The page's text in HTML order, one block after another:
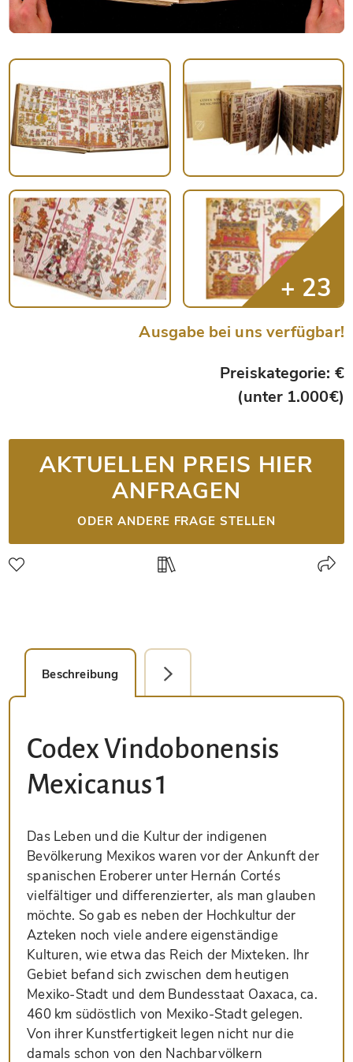
Ausgabe bei uns verfügbar!
Preiskategorie: €
(unter 1.000€)
AKTUELLEN PREIS HIER
ANFRAGEN
ODER ANDERE FRAGE STELLEN
Beschreibung Faksimile-Editionen (1)
Codex Vindobonensis
Mexicanus 1
Das Leben und die Kultur der indigenen
Bevölkerung Mexikos waren vor der Ankunft der
spanischen Eroberer unter Hernán Cortés
vielfältiger und differenzierter, als man glauben
möchte. So gab es neben der Hochkultur der
Azteken noch viele andere eigenständige
Kulturen, wie etwa das Reich der Mixteken. Ihr
Gebiet befand sich zwischen dem heutigen
Mexiko-Stadt und dem Bundesstaat Oaxaca, ca.
460 km südöstlich von Mexiko-Stadt gelegen.
Von ihrer Kunstfertigkeit legen nicht nur die
damals schon von den Nachbarvölkern